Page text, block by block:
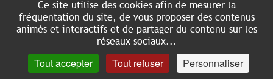
commencera par effleurer le lit dans sa matérialité, il faudra
aussi le défaire pour mieux en saisir les composants et les
accessoires. Il faudra les compter ces lits : combien dans une
Cela nous amènera naturellement à faire un état de tous ceux
Ce site utilise des cookies afin de mesurer la
fréquentation du site, de vous proposer des contenus
animés et interactifs et de partager du contenu sur les
réseaux sociaux...
Tout accepter Tout refuser Personnaliser